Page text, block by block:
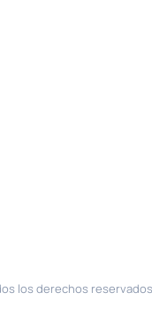
los derechos reservados